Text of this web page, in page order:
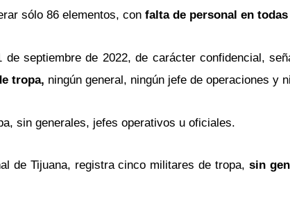
sólo 86 elementos, con falta de personal en
septiembre de 2022, de carácter confidencial,
tropa, ningún general, ningún jefe de operaciones y
sin generales, jefes operativos u oficiales.
de Tijuana, registra cinco militares de tropa, sin